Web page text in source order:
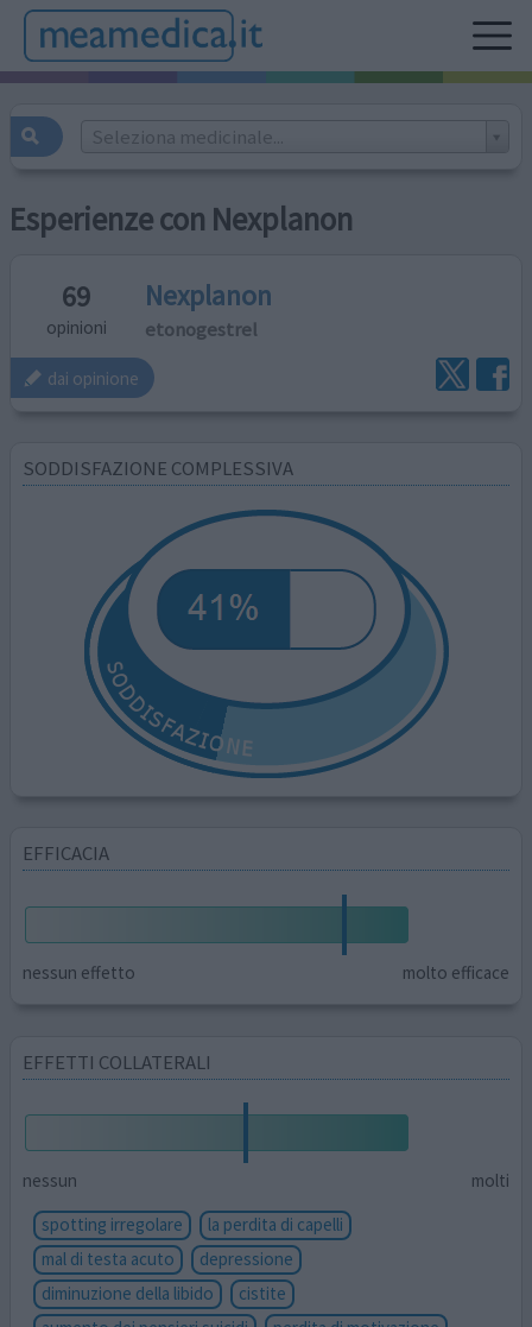
Seleziona medicinale...
Esperienze con Nexplanon
69
opinioni
Nexplanon
etonogestrel
dai opinione
SODDISFAZIONE COMPLESSIVA
EFFICACIA
nessun effetto molto efficace
EFFETTI COLLATERALI
nessun
molti
spotting irregolare
la perdita di capelli
mal di testa acuto
depressione
diminuzione della libido
cistite